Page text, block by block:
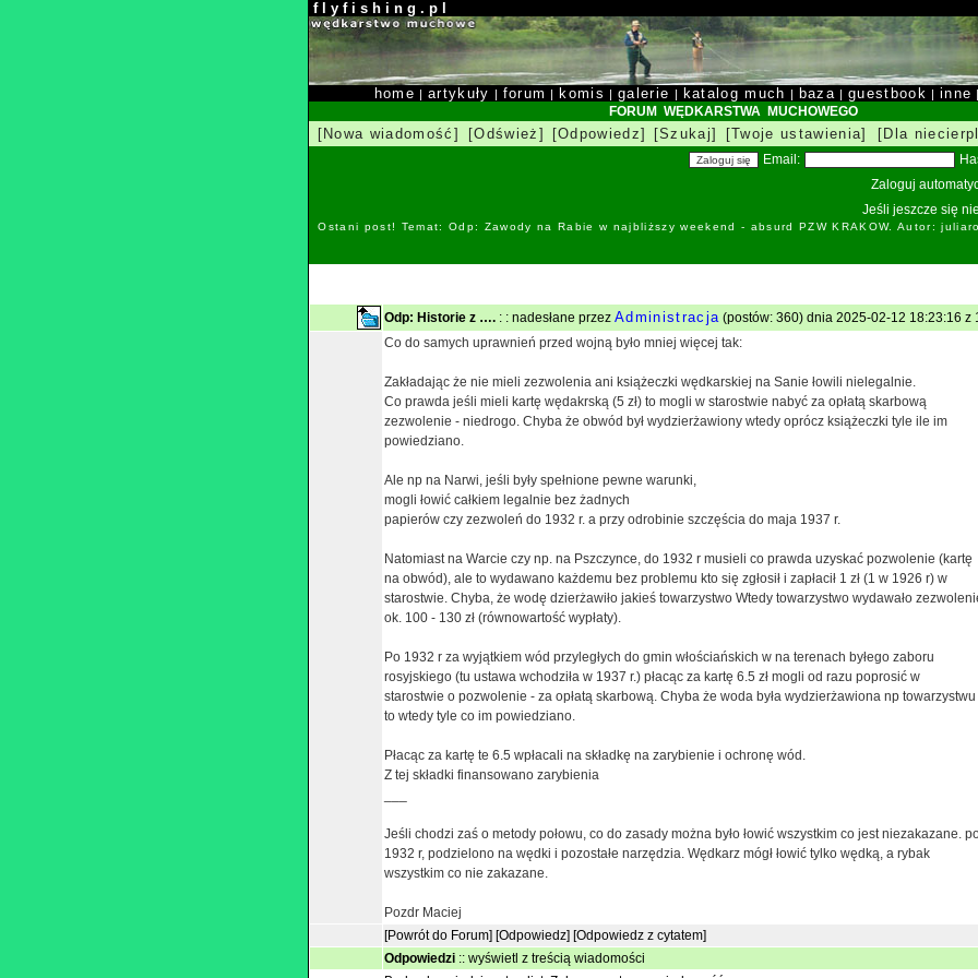
f l y f i s h i n g . p l
home |artykuły | forum | komis |galerie | katalog much | baza | guestbook | inne
FORUM WĘDKARSTWA MUCHOWEGO
[Nowa wiadomość] [Odśwież] [Odpowiedz] [Szukaj] [Twoje ustawienia] [Dla
Email:
Zaloguj
Jeśli jeszcze się
Ostani post! Temat: Odp: Zawody na Rabie w najbliższy weekend - absurd PZW KRAKOW. Autor:
Odp: Historie z …. : : nadesłane przez Administracja (postów: 360) dnia 2025-02-12 18:23:16 z
Co do samych uprawnień przed wojną było mniej więcej tak:
Zakładając że nie mieli zezwolenia ani książeczki wędkarskiej na Sanie łowili nielegalnie.
Co prawda jeśli mieli kartę wędakrską (5 zł) to mogli w starostwie nabyć za opłatą skarbową
zezwolenie - niedrogo. Chyba że obwód był wydzierżawiony wtedy oprócz książeczki tyle ile im
powiedziano.
Ale np na Narwi, jeśli były spełnione pewne warunki,
mogli łowić całkiem legalnie bez żadnych
papierów czy zezwoleń do 1932 r. a przy odrobinie szczęścia do maja 1937 r.
Natomiast na Warcie czy np. na Pszczynce, do 1932 r musieli co prawda uzyskać pozwolenie (kartę
na obwód), ale to wydawano każdemu bez problemu kto się zgłosił i zapłacił 1 zł (1 w 1926 r) w
starostwie. Chyba, że wodę dzierżawiło jakieś towarzystwo Wtedy towarzystwo wydawało
ok. 100 - 130 zł (równowartość wypłaty).
Po 1932 r za wyjątkiem wód przyległych do gmin włościańskich w na terenach byłego zaboru
rosyjskiego (tu ustawa wchodziła w 1937 r.) płacąc za kartę 6.5 zł mogli od razu poprosić w
starostwie o pozwolenie - za opłatą skarbową. Chyba że woda była wydzierżawiona np towarzystwu
to wtedy tyle co im powiedziano.
Płacąc za kartę te 6.5 wpłacali na składkę na zarybienie i ochronę wód.
Z tej składki finansowano zarybienia
Jeśli chodzi zaś o metody połowu, co do zasady można było łowić wszystkim co jest niezakazane.
1932 r, podzielono na wędki i pozostałe narzędzia. Wędkarz mógł łowić tylko wędką, a rybak
wszystkim co nie zakazane.
Pozdr Maciej
[Powrót do Forum] [Odpowiedz] [Odpowiedz z cytatem]
Odpowiedzi :: wyświetl z treścią wiadomości